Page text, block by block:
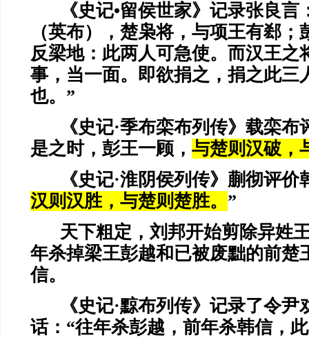
《史记•留侯世家》记录张良
（英布），楚枭将，与项王有郄；
反梁地：此两人可急使。而汉王之
事，当一面。即欲捐之，捐之此三
也。”
《史记·季布栾布列传》载栾
是之时，彭王一顾， 与楚则汉破，
《史记·淮阴侯列传》蒯彻评价
汉则汉胜，与楚则楚胜。 ”
天下粗定，刘邦开始剪除异姓
年杀掉梁王彭越和已被废黜的前楚
信。
《史记·黥布列传》记录了令
话：“往年杀彭越，前年杀韩信，